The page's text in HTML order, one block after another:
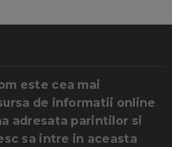
este cea mai
de informatii online
adresata parintilor si
sa intre in aceasta